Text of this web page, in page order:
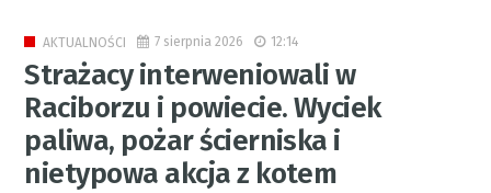
AKTUALNOŚCI 7 sierpnia 2026 12:14
Strażacy interweniowali w
Raciborzu i powiecie. Wyciek
paliwa, pożar ścierniska i
nietypowa akcja z kotem